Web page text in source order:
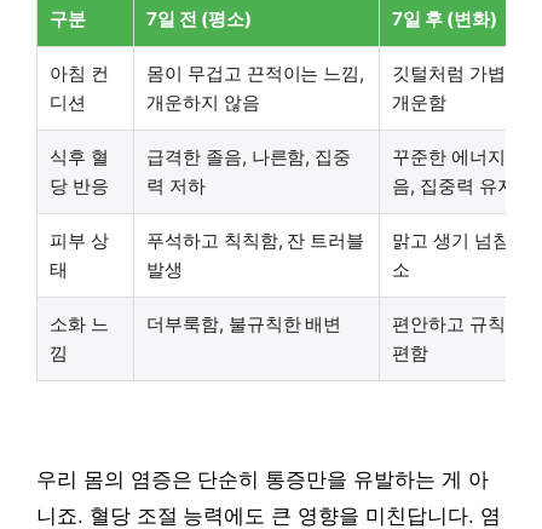
구분 7일 전 (평소) 7일 후 (변화)
아침 컨
디션
몸이 무겁고 끈적이는 느낌,
개운하지 않음
깃털처럼 가볍고
개운함
식후 혈
당 반응
급격한 졸음, 나른함, 집중
력 저하
꾸준한 에너지, 나
음, 집중력 유지
피부 상
태
푸석하고 칙칙함, 잔 트러블
발생
맑고 생기 넘침,
소
소화 느
낌
더부룩함, 불규칙한 배변
편안하고 규칙적
편함
우리 몸의 염증은 단순히 통증만을 유발하는 게 아
니죠. 혈당 조절 능력에도 큰 영향을 미친답니다. 염